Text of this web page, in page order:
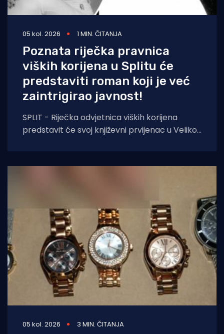
05 kol. 2026 1 MIN. ČITANJA
Poznata riječka pravnica
viških korijena u Splitu će
predstaviti roman koji je već
zaintrigirao javnost!
SPLIT - Riječka odvjetnica viških korijena
predstavit će svoj književni prvijenac u Velikoj
05 kol. 2026 3 MIN. ČITANJA